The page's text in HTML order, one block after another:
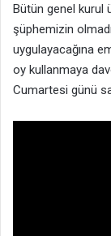
Bütün genel kurul
şüphemizin
uygulayacağına
oy kullanmaya
Cumartesi günü